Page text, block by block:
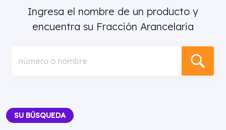
Ingresa el nombre de un producto y
encuentra su Fracción Arancelaria
número o nombre
SU BÚSQUEDA